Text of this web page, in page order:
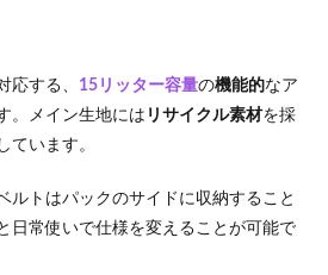
応する、 15リッター容量の機能的 なア
。メイン生地には リサイクル素材を採
ています。
ルトはパックのサイドに収納すること
日常使いで仕様を変えることが可能で